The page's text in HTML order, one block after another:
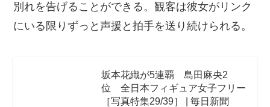
別れを告げることができる。観客は彼女がリンク
にいる限りずっと声援と拍手を送り続けられる。
坂本花織が5連覇 島田麻央2
位 全日本フィギュア女子フリー
［写真特集29/39］ | 毎日新聞